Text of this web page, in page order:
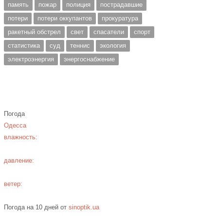
память
пожар полиция
пострадавшие
потери
потери оккупантов
прокуратура
ракетный обстрел
свет спасатели
спорт
статистика
суд теннис
экология
электроэнергия
энергоснабжение
Погода
Одесса
влажность:
давление:
ветер:
Погода на 10 дней отsinoptik.ua